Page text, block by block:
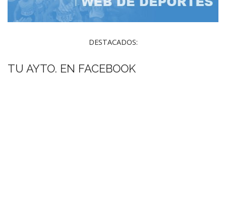
DESTACADOS:
TU AYTO. EN FACEBOOK